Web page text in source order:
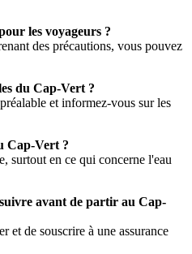
les voyageurs ?
des précautions, vous pouvez
du Cap-Vert ?
et informez-vous sur les
Cap-Vert ?
surtout en ce qui concerne l'eau
avant de partir au Cap-
et de souscrire à une assurance